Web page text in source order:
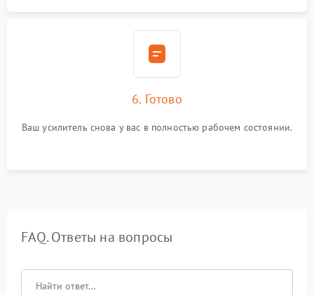
6. Готово
Ваш усилитель снова у вас в полностью рабочем состоянии.
FAQ. Ответы на вопросы